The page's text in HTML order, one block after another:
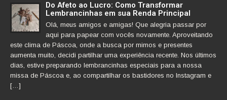
Do Afeto ao Lucro: Como Transformar
Lembrancinhas em sua Renda Principal
Olá, meus amigos e amigas! Que alegria passar por
aqui para papear com vocês novamente. Aproveitando
este clima de Páscoa, onde a busca por mimos e presentes
aumenta muito, decidi partilhar uma experiência recente. Nos últimos
dias, estive preparando lembrancinhas especiais para a nossa
missa de Páscoa e, ao compartilhar os bastidores no Instagram e
[…]